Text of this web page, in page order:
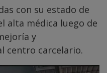
con su estado de
alta médica luego de
y
centro carcelario.